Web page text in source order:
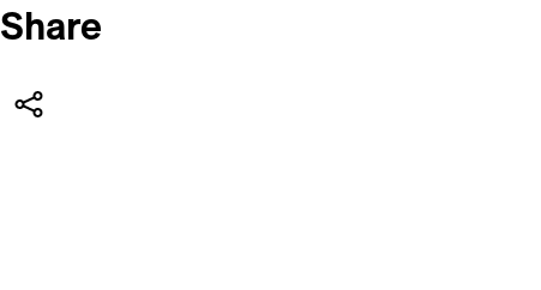
Share